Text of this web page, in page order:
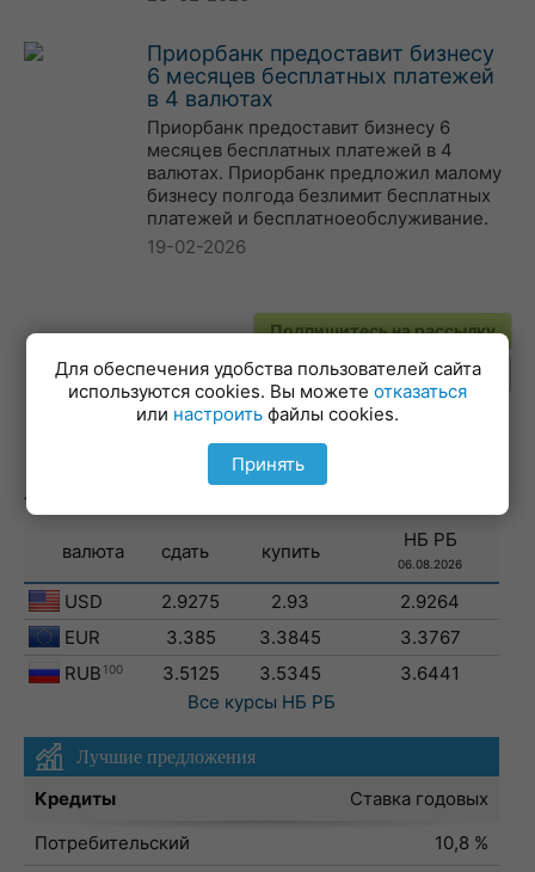
Приорбанк предоставит бизнесу
6 месяцев бесплатных платежей
в 4 валютах
Приорбанк предоставит бизнесу 6
месяцев бесплатных платежей в 4
валютах. Приорбанк предложил малому
бизнесу полгода безлимит бесплатных
платежей и бесплатноеобслуживание.
19-02-2026
Подпишитесь на рассылку
Лучшие курсы валют
валюта сдать купить
НБ РБ
06.08.2026
USD 2.9275 2.93
2.9264
EUR
3.385 3.3845
3.3767
RUB 100 3.5125 3.5345
3.6441
Все курсы НБ РБ
Лучшие предложения
Кредиты
Ставка годовых
Потребительский
10,8 %
Для обеспечения удобства пользователей сайта
используются cookies. Вы можете отказаться
или настроить файлы cookies.
Принять